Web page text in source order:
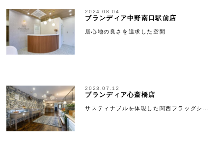
2024.08.04
ブランディア中野南口駅前店
居心地の良さを追求した空間
2023.07.12
ブランディア心斎橋店
サスティナブルを体現した関西フラッグシ…